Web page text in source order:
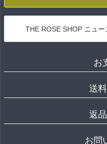
THE ROSE SHOP ニュー
お
送
返
お問